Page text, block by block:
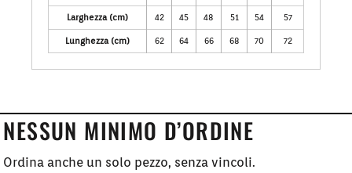
Larghezza (cm) 42 45 48 51 54 57
Lunghezza (cm) 62 64 66 68 70 72
NESSUN MINIMO D’ORDINE
Ordina anche un solo pezzo, senza vincoli.